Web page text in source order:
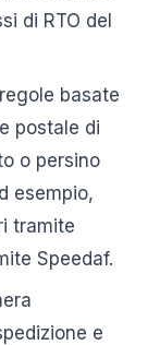
di RTO del
basate
postale di
o persino
esempio,
tramite
Speedaf.
e